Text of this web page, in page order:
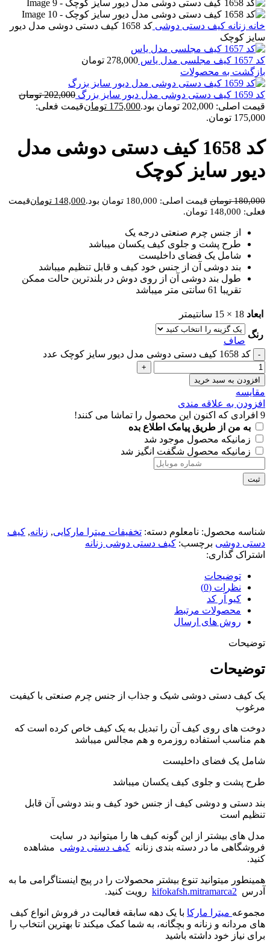
خانه زنانه کیف دستی دوشی
کد 1658 کیف دستی دوشی مدل دیور
سایز کوچک
کد 1657 کیف مجلسی مدل یاس 278,000 تومان
بازگشت به محصولات
کد 1659 کیف دستی دوشی مدل دیور سایز بزرگ 202,000 تومان
قیمت اصلی: 202,000 تومان بود.
175,000 تومانقیمت فعلی:
175,000 تومان.
کد 1658 کیف دستی دوشی مدل
دیور سایز کوچک
180,000 تومان قیمت اصلی: 180,000 تومان بود. 148,000 تومانقیمت
فعلی: 148,000 تومان.
از جنس چرم صنعتی درجه یک
طرح پشت و جلوی کیف یکسان میباشد
شامل یک فضای داخلیست
بند دوشی آن از جنس خود کیف و قابل تنظیم میباشد
طول بند دوشی آن از روی دوش در بلندترین حالت ممکن
تقریبا 61 سانتی متر میباشد
ابعاد 18 × 15 سانتیمتر
رنگ
صاف
کد 1658 کیف دستی دوشی مدل دیور سایز کوچک عدد
افزودن به سبد خرید
مقايسه
افزودن به علاقه مندی
9 افرادی که اکنون این محصول را تماشا می کنند!
به من از طریق پیامک اطلاع بده
زمانیکه محصول موجود شد
زمانیکه محصول شگفت انگیز شد
ثبت
شناسه محصول: نامعلوم دسته: تخفیفات میترا مارکایی, زنانه, کیف
دستی دوشی برچسب: کیف دستی دوشی زنانه
اشتراک گذاری:
توضیحات
نظرات (0)
کیو آر کد
محصولات مرتبط
روش های ارسال
توضیحات
توضیحات
یک کیف دستی دوشی شیک و جذاب از جنس چرم صنعتی با کیفیت
مرغوب
دوخت های روی کیف آن را تبدیل به یک کیف خاص کرده است که
هم مناسب استفاده روزمره و هم مجالس میباشد
شامل یک فضای داخلیست
طرح پشت و جلوی کیف یکسان میباشد
بند دستی و دوشی کیف از جنس خود کیف و بند دوشی آن قابل
تنظیم است
مدل های بیشتر از این گونه کیف ها را میتوانید در سایت
فروشگاهی ما در دسته بندی زنانه کیف دستی دوشی مشاهده
کنید.
همینطور میتوانید تنوع بیشتر محصولات را در پیج اینستاگرامی ما به
آدرس kifokafsh.mitramarca2 رویت کنید.
مجموعه میترا مارکا با یک دهه سابقه فعالیت در فروش انواع کیف
های مردانه و زنانه و بچگانه، به شما کمک میکند تا بهترین انتخاب را
برای نیاز خود داشته باشید